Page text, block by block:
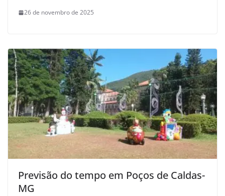
26 de novembro de 2025
Previsão do tempo em Poços de Caldas-
MG